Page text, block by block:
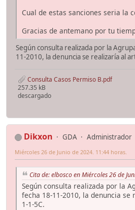
Cual de estas sanciones seria la
Gracias de antemano por tu
Según consulta realizada por la
11-2010, la denuncia se realizaría al
Consulta Casos Permiso B.pdf
257.35 kB
descargado
Dikxon GDA
Administrador
Miércoles 26 de Junio de 2024. 11:44 horas.
Cita de: elbosco en Miércoles 26 de
Según consulta realizada por la
fecha 18-11-2010, la denuncia
1-1-5C.